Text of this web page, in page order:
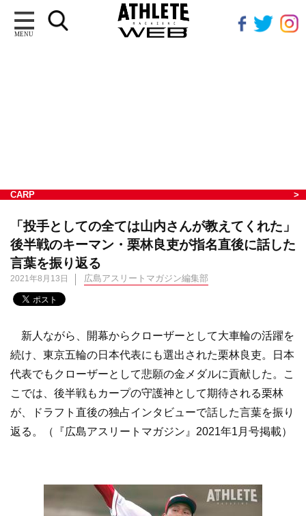
MENU
CARP
「投手としての全ては山内さんが教えてくれた」
後半戦のキーマン・栗林良吏が指名直後に話した
言葉を振り返る
2021年8月13日 広島アスリートマガジン編集部
新人ながら、開幕からクローザーとして大車輪の活躍を
続け、東京五輪の日本代表にも選出された栗林良吏。日本
代表でもクローザーとして悲願の金メダルに貢献した。こ
こでは、後半戦もカープの守護神として期待される栗林
が、ドラフト直後の独占インタビューで話した言葉を振り
返る。（『広島アスリートマガジン』2021年1月号掲載）